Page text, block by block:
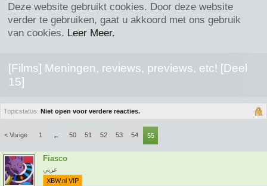
Deze website gebruikt cookies. Door deze website
verder te gebruiken, gaat u akkoord met ons gebruik
van cookies. Leer Meer.
[Films] Meningen, reviews, previews, etc! [Deel
15]
Topicstatus: Niet open voor verdere reacties.
< Vorige 1 ← 50 51 52 53 54 55
Fiasco
عربي
XBW.nl VIP